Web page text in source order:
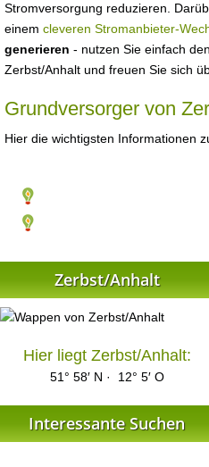
Stromversorgung reduzieren.
einem cleveren Stromanbieter-
generieren - nutzen Sie einfach
Zerbst/Anhalt und freuen Sie sich
Grundversorger von
Hier die wichtigsten Informationen
Zerbst/Anhalt
Hier liegt Zerbst/Anhalt:
51° 58′ N · 12° 5′ O
Interessante Suchen